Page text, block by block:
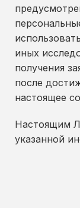
иных
получения
после
настоящее
Настоящим
указанной